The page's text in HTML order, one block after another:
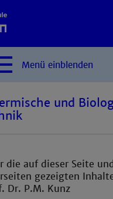
Menü einblenden
und
die auf dieser Seite
gezeigten
Dr. P.M. Kunz